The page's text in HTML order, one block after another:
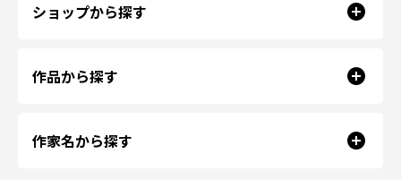
ショップから探す
作品から探す
作家名から探す